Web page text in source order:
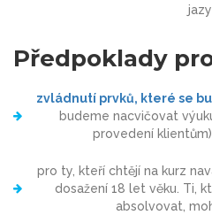
Předpoklady
zvládnutí prvků, které se
budeme nacvičovat
provedení
pro ty, kteří chtějí na kurz
dosažení 18 let věku. Ti,
absolvovat,